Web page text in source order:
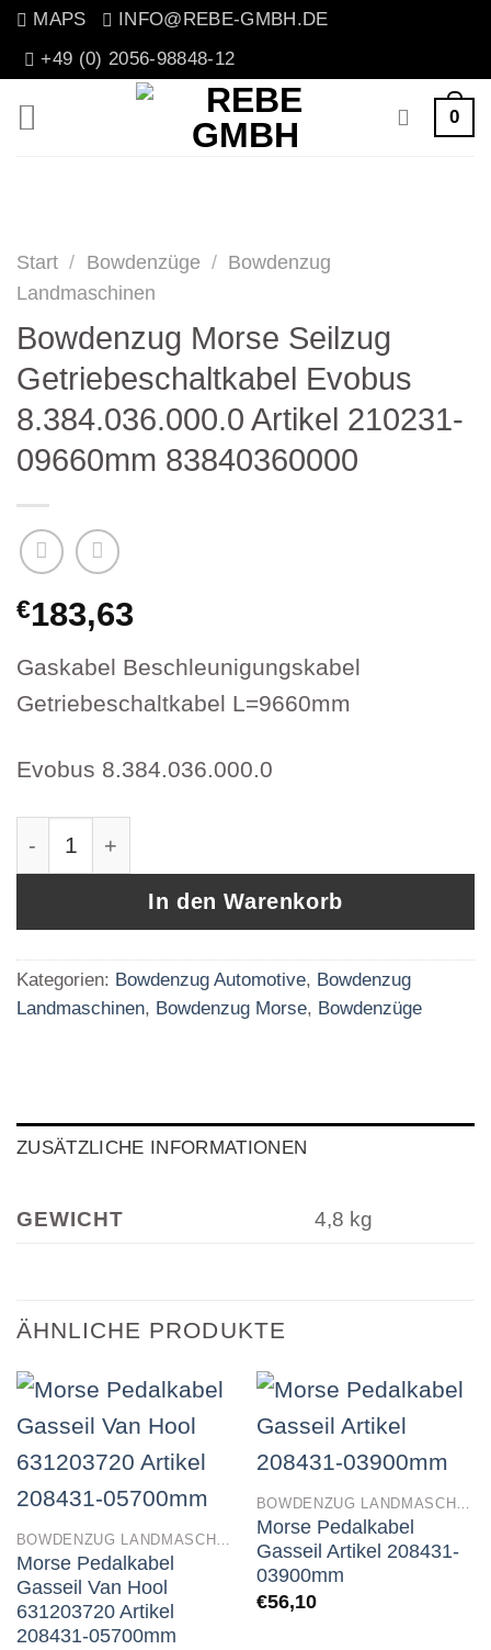
Zum
Inhalt
MAPS
INFO@REBE-GMBH.DE
+49 (0) 2056-98848-12
0
Start / Bowdenzüge / Bowdenzug
Landmaschinen
Bowdenzug Morse Seilzug
Getriebeschaltkabel Evobus
8.384.036.000.0 Artikel 210231-
09660mm 83840360000
€183,63
Gaskabel Beschleunigungskabel
Getriebeschaltkabel L=9660mm
Evobus 8.384.036.000.0
In den Warenkorb
Kategorien: Bowdenzug Automotive, Bowdenzug
Landmaschinen, Bowdenzug Morse, Bowdenzüge
ZUSÄTZLICHE INFORMATIONEN
GEWICHT 4,8 kg
ÄHNLICHE PRODUKTE
Morse Pedalkabel
Gasseil Van Hool
631203720 Artikel
208431-05700mm
Morse Pedalkabel
Gasseil Artikel 208431-
03900mm
€56,10